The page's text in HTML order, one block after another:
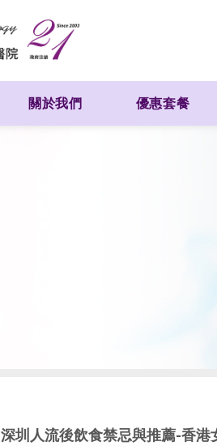
關於我們 優惠套餐
深圳人流後飲食禁忌與推薦-香